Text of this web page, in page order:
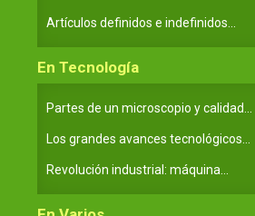
Artículos definidos e indefinidos...
En Tecnología
Partes de un microscopio y calidad...
Los grandes avances tecnológicos...
Revolución industrial: máquina...